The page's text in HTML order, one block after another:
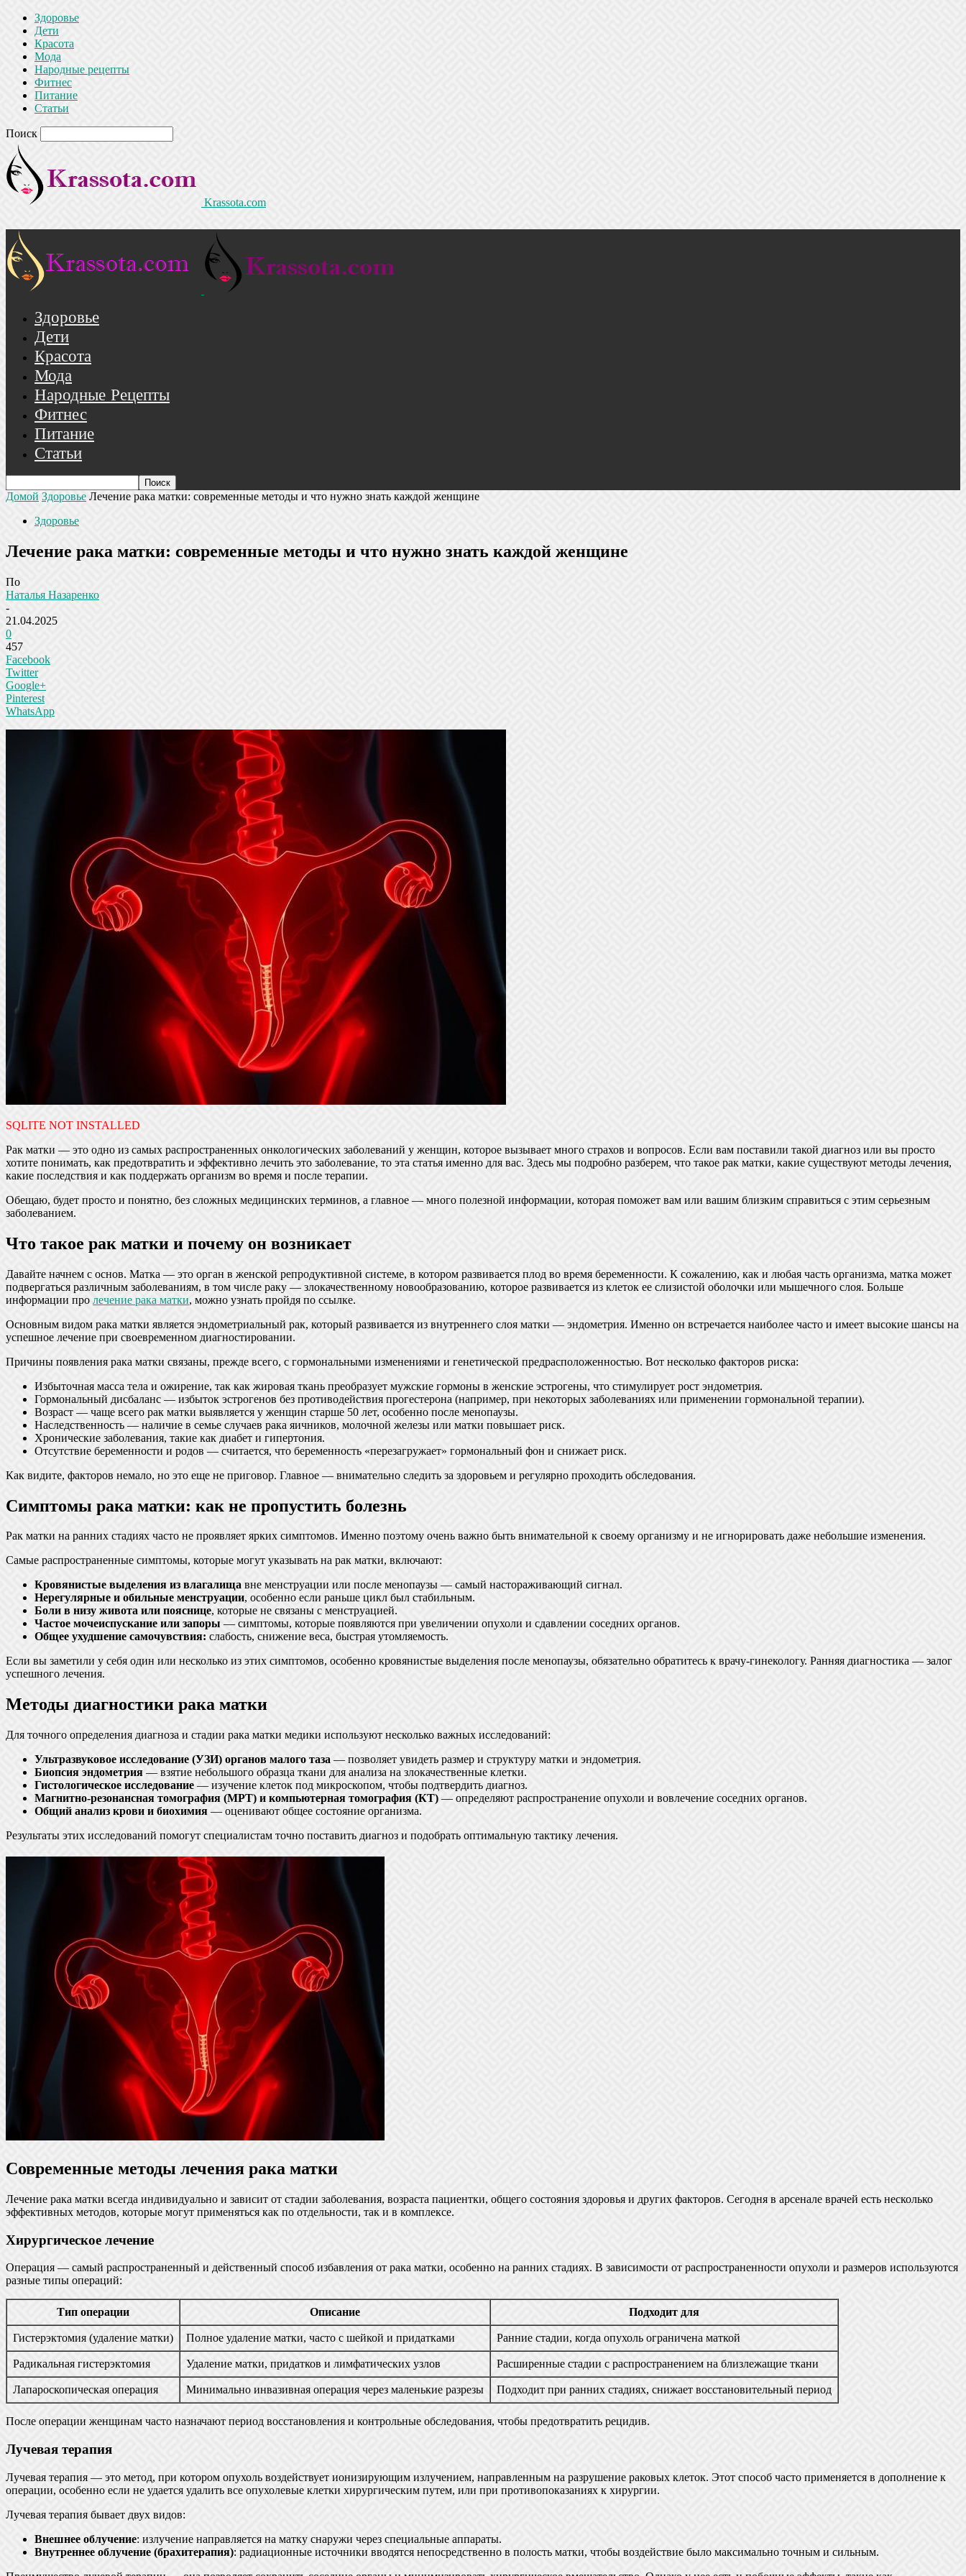
Здоровье
Дети
Красота
Мода
Народные рецепты
Фитнес
Питание
Статьи
Поиск
Krassota.com
Здоровье
Дети
Красота
Мода
Народные Рецепты
Фитнес
Питание
Статьи
Домой Здоровье Лечение рака матки: современные методы и что нужно знать каждой женщине
Здоровье
Лечение рака матки: современные методы и что нужно знать каждой женщине
По
Наталья Назаренко
-
21.04.2025
0
457
Facebook
Twitter
Google+
Pinterest
WhatsApp
SQLITE NOT INSTALLED
Рак матки — это одно из самых распространенных онкологических заболеваний у женщин, которое вызывает много страхов и вопросов. Если вам поставили такой диагноз или вы просто
хотите понимать, как предотвратить и эффективно лечить это заболевание, то эта статья именно для вас. Здесь мы подробно разберем, что такое рак матки, какие существуют методы лечения,
какие последствия и как поддержать организм во время и после терапии.
Обещаю, будет просто и понятно, без сложных медицинских терминов, а главное — много полезной информации, которая поможет вам или вашим близким справиться с этим серьезным
заболеванием.
Что такое рак матки и почему он возникает
Давайте начнем с основ. Матка — это орган в женской репродуктивной системе, в котором развивается плод во время беременности. К сожалению, как и любая часть организма, матка может
подвергаться различным заболеваниям, в том числе раку — злокачественному новообразованию, которое развивается из клеток ее слизистой оболочки или мышечного слоя. Больше
информации про лечение рака матки, можно узнать пройдя по ссылке.
Основным видом рака матки является эндометриальный рак, который развивается из внутреннего слоя матки — эндометрия. Именно он встречается наиболее часто и имеет высокие шансы на
успешное лечение при своевременном диагностировании.
Причины появления рака матки связаны, прежде всего, с гормональными изменениями и генетической предрасположенностью. Вот несколько факторов риска:
Избыточная масса тела и ожирение, так как жировая ткань преобразует мужские гормоны в женские эстрогены, что стимулирует рост эндометрия.
Гормональный дисбаланс — избыток эстрогенов без противодействия прогестерона (например, при некоторых заболеваниях или применении гормональной терапии).
Возраст — чаще всего рак матки выявляется у женщин старше 50 лет, особенно после менопаузы.
Наследственность — наличие в семье случаев рака яичников, молочной железы или матки повышает риск.
Хронические заболевания, такие как диабет и гипертония.
Отсутствие беременности и родов — считается, что беременность «перезагружает» гормональный фон и снижает риск.
Как видите, факторов немало, но это еще не приговор. Главное — внимательно следить за здоровьем и регулярно проходить обследования.
Симптомы рака матки: как не пропустить болезнь
Рак матки на ранних стадиях часто не проявляет ярких симптомов. Именно поэтому очень важно быть внимательной к своему организму и не игнорировать даже небольшие изменения.
Самые распространенные симптомы, которые могут указывать на рак матки, включают:
Кровянистые выделения из влагалища вне менструации или после менопаузы — самый настораживающий сигнал.
Нерегулярные и обильные менструации, особенно если раньше цикл был стабильным.
Боли в низу живота или пояснице, которые не связаны с менструацией.
Частое мочеиспускание или запоры — симптомы, которые появляются при увеличении опухоли и сдавлении соседних органов.
Общее ухудшение самочувствия: слабость, снижение веса, быстрая утомляемость.
Если вы заметили у себя один или несколько из этих симптомов, особенно кровянистые выделения после менопаузы, обязательно обратитесь к врачу-гинекологу. Ранняя диагностика — залог
успешного лечения.
Методы диагностики рака матки
Для точного определения диагноза и стадии рака матки медики используют несколько важных исследований:
Ультразвуковое исследование (УЗИ) органов малого таза — позволяет увидеть размер и структуру матки и эндометрия.
Биопсия эндометрия — взятие небольшого образца ткани для анализа на злокачественные клетки.
Гистологическое исследование— изучение клеток под микроскопом, чтобы подтвердить диагноз.
Магнитно-резонансная томография (МРТ) и компьютерная томография (КТ)— определяют распространение опухоли и вовлечение соседних органов.
Общий анализ крови и биохимия— оценивают общее состояние организма.
Результаты этих исследований помогут специалистам точно поставить диагноз и подобрать оптимальную тактику лечения.
Современные методы лечения рака матки
Лечение рака матки всегда индивидуально и зависит от стадии заболевания, возраста пациентки, общего состояния здоровья и других факторов. Сегодня в арсенале врачей есть несколько
эффективных методов, которые могут применяться как по отдельности, так и в комплексе.
Хирургическое лечение
Операция — самый распространенный и действенный способ избавления от рака матки, особенно на ранних стадиях. В зависимости от распространенности опухоли и размеров используются
разные типы операций:
Тип операции Описание Подходит для
Гистерэктомия (удаление матки) Полное удаление матки, часто с шейкой и придатками Ранние стадии, когда опухоль ограничена маткой
Радикальная гистерэктомия Удаление матки, придатков и лимфатических узлов Расширенные стадии с распространением на близлежащие ткани
Лапароскопическая операция Минимально инвазивная операция через маленькие разрезы Подходит при ранних стадиях, снижает восстановительный период
После операции женщинам часто назначают период восстановления и контрольные обследования, чтобы предотвратить рецидив.
Лучевая терапия
Лучевая терапия — это метод, при котором опухоль воздействует ионизирующим излучением, направленным на разрушение раковых клеток. Этот способ часто применяется в дополнение к
операции, особенно если не удается удалить все опухолевые клетки хирургическим путем, или при противопоказаниях к хирургии.
Лучевая терапия бывает двух видов:
Внешнее облучение: излучение направляется на матку снаружи через специальные аппараты.
Внутреннее облучение (брахитерапия): радиационные источники вводятся непосредственно в полость матки, чтобы воздействие было максимально точным и сильным.